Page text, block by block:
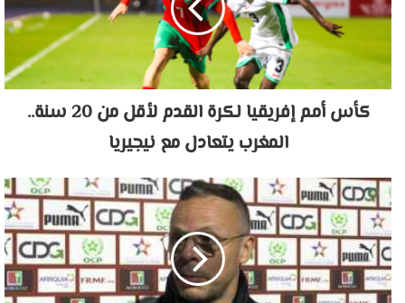
كأس أمم إفريقيا لكرة القدم لأقل من 20 سنة..
المغرب يتعادل مع نيجيريا